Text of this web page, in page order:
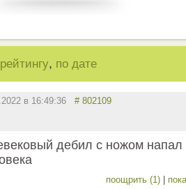
, по дате
в 16:49:36 # 802109
дебил с ножом напал
поощрить (1) |